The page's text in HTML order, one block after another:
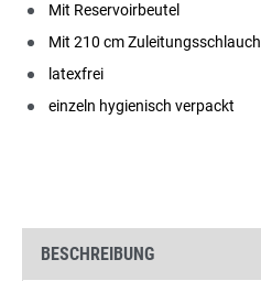
Mit Reservoirbeutel
Mit 210 cm Zuleitungsschlauch
latexfrei
einzeln hygienisch verpackt
BESCHREIBUNG